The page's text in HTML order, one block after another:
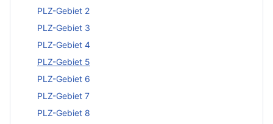
PLZ-Gebiet 2
PLZ-Gebiet 3
PLZ-Gebiet 4
PLZ-Gebiet 5
PLZ-Gebiet 6
PLZ-Gebiet 7
PLZ-Gebiet 8